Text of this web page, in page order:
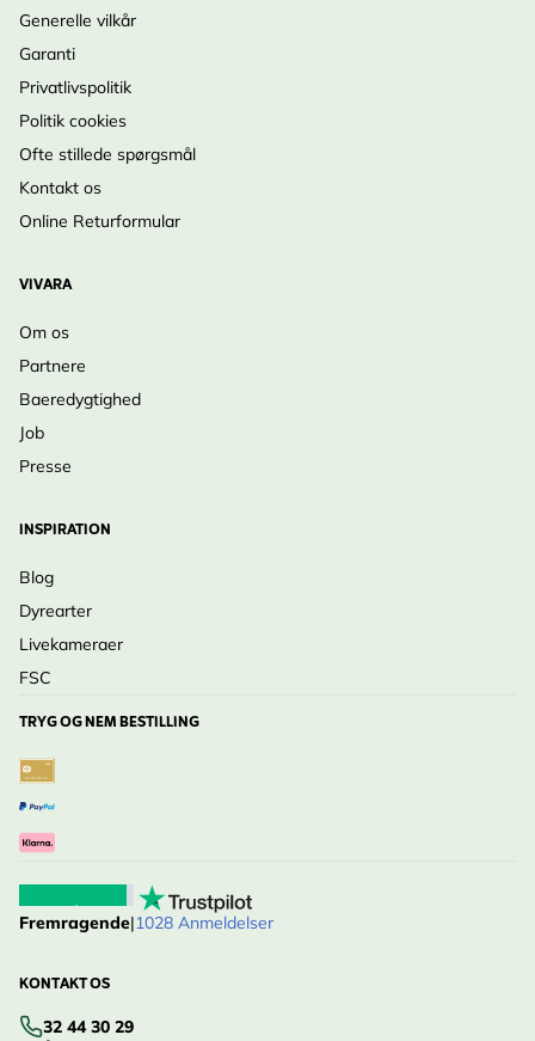
Generelle vilkår
Garanti
Privatlivspolitik
Politik cookies
Ofte stillede spørgsmål
Kontakt os
Online Returformular
VIVARA
Om os
Partnere
Baeredygtighed
Job
Presse
INSPIRATION
Blog
Dyrearter
Livekameraer
FSC
TRYG OG NEM BESTILLING
Fremragende|1028 Anmeldelser
KONTAKT OS
32 44 30 29